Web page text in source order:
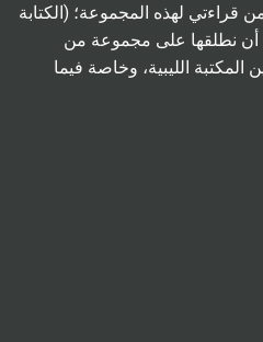
قراءتي لهذه المجموعة؛ (الكتابة
أن نطلقها على مجموعة من
المكتبة الليبية، وخاصة فيما